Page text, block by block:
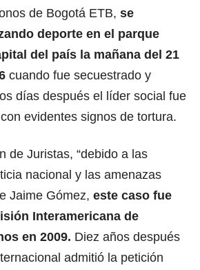
de Bogotá ETB, se
deporte en el parque
del país la mañana del 21
cuando fue secuestrado y
días después el líder social fue
evidentes signos de tortura.
de Juristas, “debido a las
nacional y las amenazas
Jaime Gómez, este caso fue
Interamericana de
en 2009. Diez años después
admitió la petición